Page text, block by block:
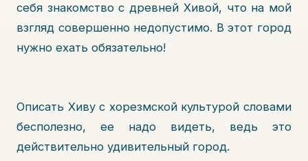
себя знакомство с древней Хивой, что на мой
взгляд совершенно недопустимо. В этот город
нужно ехать обязательно!
Описать Хиву с хорезмской культурой словами
бесполезно, ее надо видеть, ведь это
действительно удивительный город.